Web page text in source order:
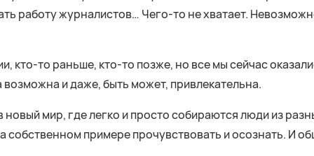
работу журналистов… Чего-то не хватает.
кто-то раньше, кто-то позже, но все мы сейчас
и даже, быть может, привлекательна.
мир, где легко и просто собираются люди из
собственном примере прочувствовать и осознать. И